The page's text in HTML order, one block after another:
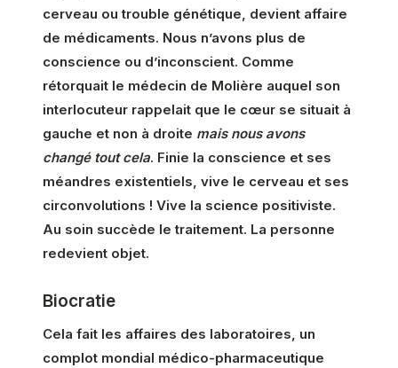
cerveau ou trouble génétique, devient affaire
de médicaments. Nous n’avons plus de
conscience ou d’inconscient. Comme
rétorquait le médecin de Molière auquel son
interlocuteur rappelait que le cœur se situait à
gauche et non à droite mais nous avons
changé tout cela. Finie la conscience et ses
méandres existentiels, vive le cerveau et ses
circonvolutions ! Vive la science positiviste.
Au soin succède le traitement. La personne
redevient objet.
Biocratie
Cela fait les affaires des laboratoires, un
complot mondial médico-pharmaceutique